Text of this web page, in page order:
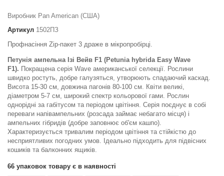
Виробник Pan American (США)
Артикул 1502ПЗ
Профнасіння Zip-пакет 3 драже в мікропробірці.
Петунія ампельна Ізі Вейв F1 (Petunia hybrida Easy Wave
F1). Покращена серія Wave американської селекції. Рослини
швидко ростуть, добре галузяться, утворюють спадаючий каскад.
Висота 15-30 см, довжина пагонів 80-100 см. Квіти великі,
діаметром 5-7 см, широкий спектр кольорової гами. Рослин
однорідні за габітусом та періодом цвітіння. Серія поєднує в собі
переваги напівампельних (розсада займає небагато місця) і
ампельних гібридів (добре заповнює об'єм кашпо).
Характеризується тривалим періодом цвітіння та стійкістю до
несприятливих погодних умов. Ідеально підходить для підвісних
кошиків та балконних ящиків.
66 упаковок товару є в наявності